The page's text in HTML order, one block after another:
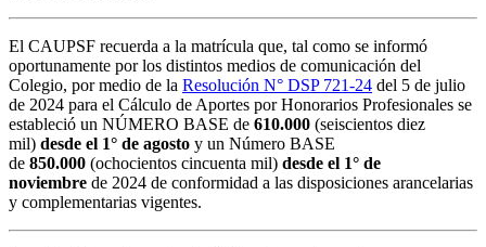
El CAUPSF recuerda a la matrícula que, tal como se informó
oportunamente por los distintos medios de comunicación del
Colegio, por medio de la Resolución N° DSP 721-24 del 5 de julio
de 2024 para el Cálculo de Aportes por Honorarios Profesionales se
estableció un NÚMERO BASE de 610.000 (seiscientos diez
mil) desde el 1° de agosto y un Número BASE
de 850.000 (ochocientos cincuenta mil) desde el 1° de
noviembre de 2024 de conformidad a las disposiciones arancelarias
y complementarias vigentes.